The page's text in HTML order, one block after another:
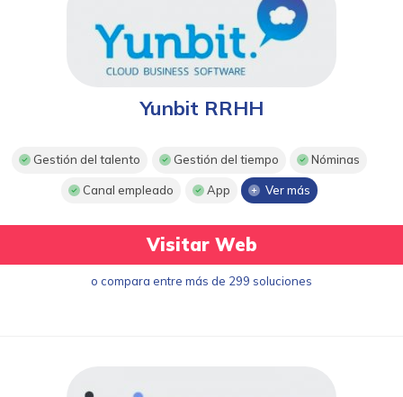
Yunbit RRHH
Gestión del talento Gestión del tiempo Nóminas
Canal empleado App Ver más
Visitar Web
o compara entre más de 299 soluciones